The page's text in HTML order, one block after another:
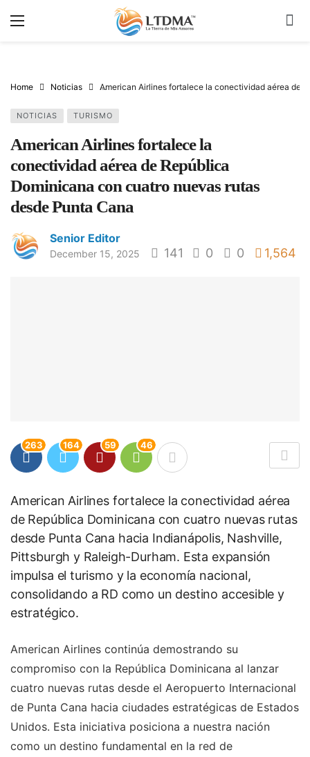
Home Noticias American Airlines fortalece la conectividad aérea de
NOTICIAS TURISMO
American Airlines fortalece la
conectividad aérea de República
Dominicana con cuatro nuevas rutas
desde Punta Cana
Senior Editor
December 15, 2025 141 0 0 1,564
263 164 59 46
American Airlines fortalece la conectividad aérea
de República Dominicana con cuatro nuevas rutas
desde Punta Cana hacia Indianápolis, Nashville,
Pittsburgh y Raleigh-Durham. Esta expansión
impulsa el turismo y la economía nacional,
consolidando a RD como un destino accesible y
estratégico.
American Airlines continúa demostrando su
compromiso con la República Dominicana al lanzar
cuatro nuevas rutas desde el Aeropuerto Internacional
de Punta Cana hacia ciudades estratégicas de Estados
Unidos. Esta iniciativa posiciona a nuestra nación
como un destino fundamental en la red de